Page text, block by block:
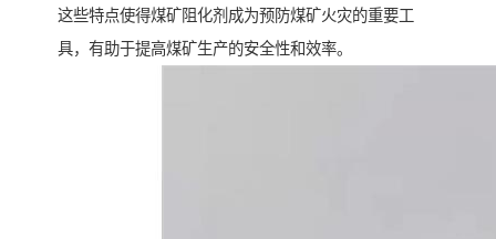
这些特点使得煤矿阻化剂成为预防煤矿火灾的重要工
具，有助于提高煤矿生产的安全性和效率。